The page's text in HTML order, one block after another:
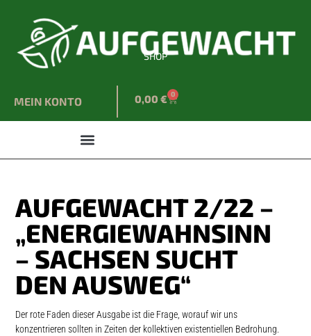
SHOP
MEIN KONTO 0,00 € 0
AUFGEWACHT 2/22 –
„ENERGIEWAHNSINN
– SACHSEN SUCHT
DEN AUSWEG“
Der rote Faden dieser Ausgabe ist die Frage, worauf wir uns
konzentrieren sollten in Zeiten der kollektiven existentiellen Bedrohung.